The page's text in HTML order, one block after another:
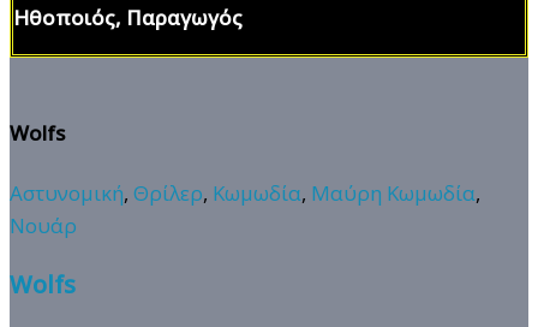
Ηθοποιός, Παραγωγός
Wolfs
Αστυνομική, Θρίλερ, Κωμωδία, Μαύρη Κωμωδία,
Νουάρ
Wolfs